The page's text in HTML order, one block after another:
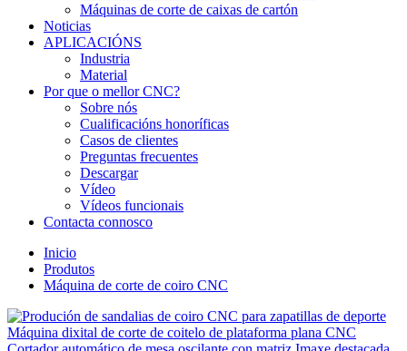
Máquinas de corte de caixas de cartón
Noticias
APLICACIÓNS
Industria
Material
Por que o mellor CNC?
Sobre nós
Cualificacións honoríficas
Casos de clientes
Preguntas frecuentes
Descargar
Vídeo
Vídeos funcionais
Contacta connosco
Inicio
Produtos
Máquina de corte de coiro CNC